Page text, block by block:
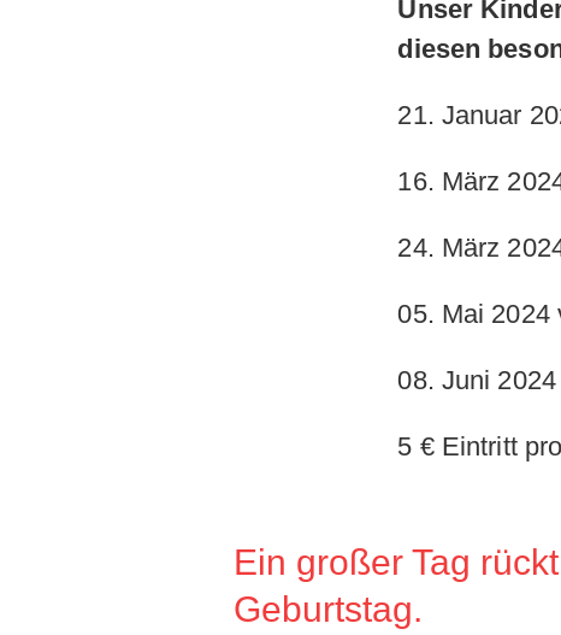
Unser
diesen
21. Januar
16. März
24. März
05. Mai 2024
08. Juni
5 € Eintritt
Ein großer Tag
Geburtstag.